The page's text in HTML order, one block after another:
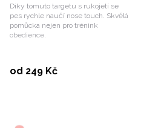
Díky tomuto targetu s rukojetí se
pes rychle naučí nose touch. Skvělá
pomůcka nejen pro trénink
obedience.
od 249 KčVybrat variantu